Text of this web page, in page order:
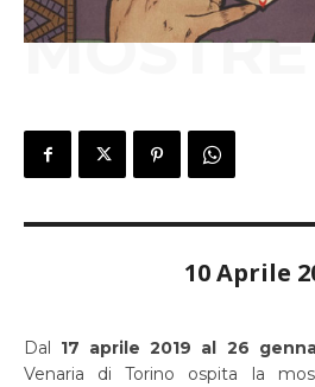
10 Aprile
Dal 17 aprile 2019 al 26
Venaria di Torino ospita la